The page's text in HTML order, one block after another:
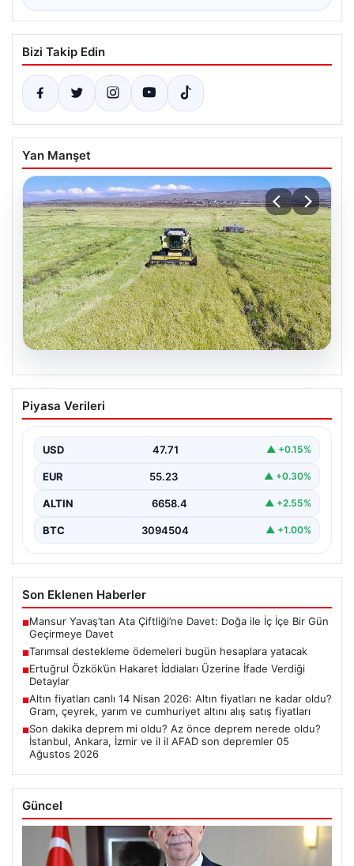
Bizi Takip Edin
Yan Manşet
Tarımsal destekleme ödemeleri bugün
hesaplara yatacak
Piyasa Verileri
USD 47.71 ▲ +0.15%
EUR 55.23 ▲ +0.30%
ALTIN 6658.4 ▲ +2.55%
BTC 3094504 ▲ +1.00%
Son Eklenen Haberler
■Mansur Yavaş’tan Ata Çiftliği’ne Davet: Doğa ile İç İçe Bir Gün
Geçirmeye Davet
■Tarımsal destekleme ödemeleri bugün hesaplara yatacak
■Ertuğrul Özkök’ün Hakaret İddiaları Üzerine İfade Verdiği
Detaylar
■Altın fiyatları canlı 14 Nisan 2026: Altın fiyatları ne kadar oldu?
Gram, çeyrek, yarım ve cumhuriyet altını alış satış fiyatları
■Son dakika deprem mi oldu? Az önce deprem nerede oldu?
İstanbul, Ankara, İzmir ve il il AFAD son depremler 05
Ağustos 2026
Güncel